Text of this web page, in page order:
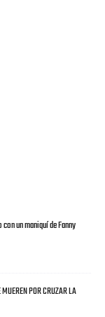
un maniquí de Fanny
POR CRUZAR LA